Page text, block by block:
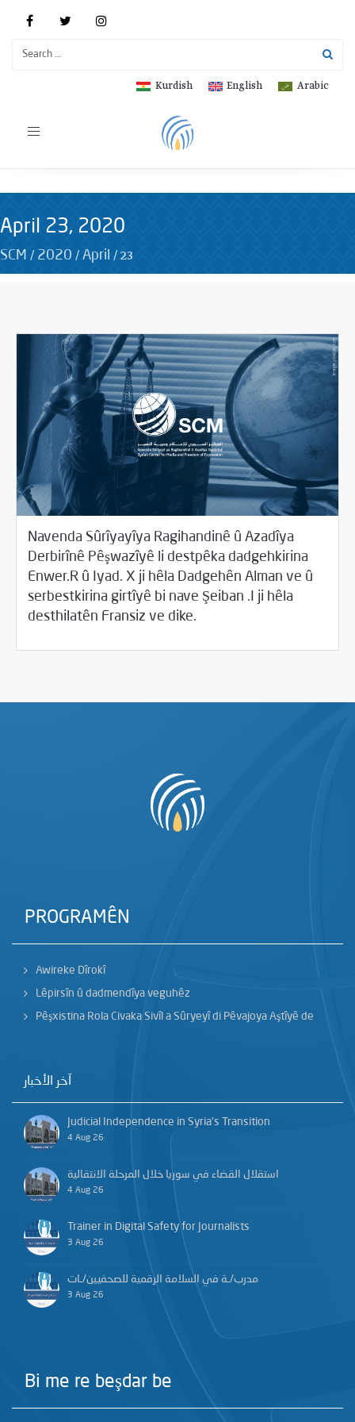
Arabic
English
Kurdish
Toggle
April 23, 2020
SCM / 2020 / April /23
Navenda Sûrîyayîya Ragihandinê û Azadîya
Derbirînê Pêşwazîyê li destpêka dadgehkirina
Enwer.R û Iyad. X ji hêla Dadgehên Alman ve û
serbestkirina girtîyê bi nave Şeiban .I ji hêla
desthilatên Fransiz ve dike.
23/2020 Beyannameyên SCMê
PROGRAMÊN
Awireke Dîrokî
Lêpirsîn û dadmendîya veguhêz
Pêşxistina Rola Civaka Sivîl a Sûryeyî di Pêvajoya Aştîyê de
آخر الأخبار
Judicial Independence in Syria’s Transition
4 Aug 26
استقلال القضاء في سوريا خلال المرحلة الانتقالية
4 Aug 26
Trainer in Digital Safety for Journalists
3 Aug 26
مدرب/ـة في السلامة الرقمية للصحفيين/ـات
3 Aug 26
Bi me re beşdar be